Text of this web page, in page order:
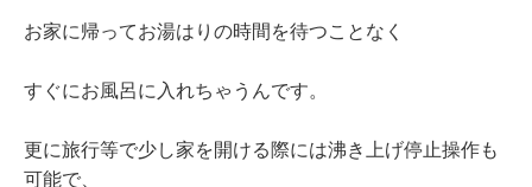
お家に帰ってお湯はりの時間を待つことなく
すぐにお風呂に入れちゃうんです。
更に旅行等で少し家を開ける際には沸き上げ停止操作も
可能で、